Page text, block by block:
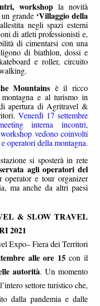
workshop la novità
grande ‘Villaggio della
negli spazi esterni
di atleti professionisti e,
di cimentarsi con una
di biathlon, dossi e
e roller, circuito
Mountains è il ricco
e al turismo in
apertura di Agritravel &
Venerdì 17 settembre
interna incontri,
vedono coinvolti
operatori della montagna.
si sposterà in rete
agli operatori del
operator e tour organizer
ma anche da altri paesi
& SLOW TRAVEL
2021
Expo– Fiera dei Territori
alle ore 15con il
autorità. Un momento
settore turistico che,
dalla pandemia e dalle